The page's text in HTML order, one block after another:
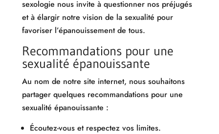
sexologie nous invite à questionner nos préjugés
et à élargir notre vision de la sexualité pour
favoriser l’épanouissement de tous.
Recommandations pour une
sexualité épanouissante
Au nom de notre site internet, nous souhaitons
partager quelques recommandations pour une
sexualité épanouissante :
Écoutez-vous et respectez vos limites.